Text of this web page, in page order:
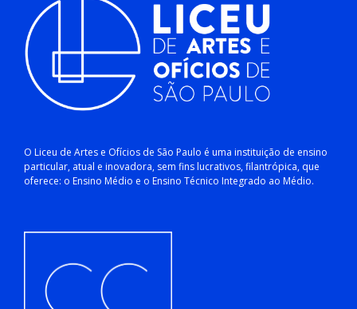
O Liceu de Artes e Ofícios de São Paulo é uma instituição de ensino
particular, atual e inovadora, sem fins lucrativos, filantrópica, que
oferece: o Ensino Médio e o Ensino Técnico Integrado ao Médio.